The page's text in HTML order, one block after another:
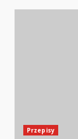
Przepisy